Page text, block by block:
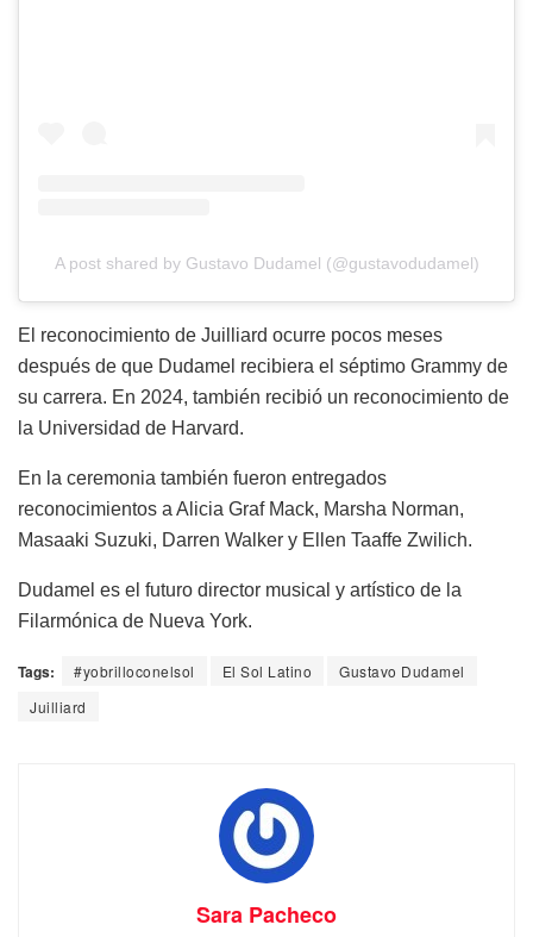
A post shared by Gustavo Dudamel (@gustavodudamel)
El reconocimiento de Juilliard ocurre pocos meses
después de que Dudamel recibiera el séptimo Grammy de
su carrera. En 2024, también recibió un reconocimiento de
la Universidad de Harvard.
En la ceremonia también fueron entregados
reconocimientos a Alicia Graf Mack, Marsha Norman,
Masaaki Suzuki, Darren Walker y Ellen Taaffe Zwilich.
Dudamel es el futuro director musical y artístico de la
Filarmónica de Nueva York.
Tags: #yobrilloconelsol El Sol Latino
Gustavo Dudamel
Juilliard
Sara Pacheco